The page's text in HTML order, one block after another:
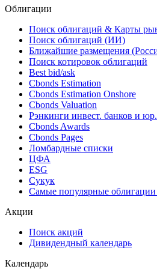
Облигации
Поиск облигаций & Карты
Поиск облигаций (ИИ)
Ближайшие размещения
Поиск котировок облигаций
Best bid/ask
Cbonds Estimation
Cbonds Estimation Onshore
Cbonds Valuation
Рэнкинги инвест. банков и юр.
Cbonds Awards
Cbonds Pages
Ломбардные списки
ЦФА
ESG
Сукук
Самые популярные облигации
Акции
Поиск акций
Дивидендный календарь
Календарь